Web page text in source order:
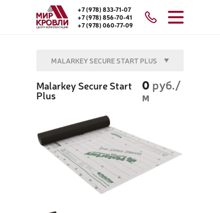
+7 (978) 833-71-07
+7 (978) 856-70-41
+7 (978) 060-77-09
MALARKEY SECURE START PLUS
Malarkey Secure Start
Plus
0 руб./
м